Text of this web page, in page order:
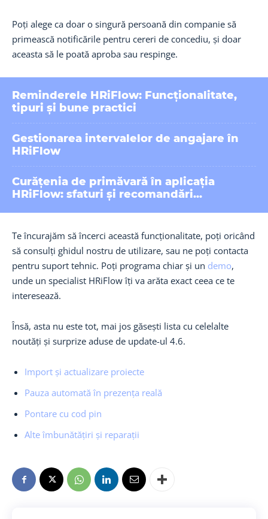
Poți alege ca doar o singură persoană din companie să
primească notificările pentru cereri de concediu, și doar
aceasta să le poată aproba sau respinge.
Reminderele HRiFlow: Funcționalitate,
tipuri și bune practici
Gestionarea intervalelor de angajare în
HRiFlow
Curățenia de primăvară în aplicația
HRiFlow: sfaturi și recomandări...
Te încurajăm să încerci această funcționalitate, poți oricând
să consulți ghidul nostru de utilizare, sau ne poți contacta
pentru suport tehnic. Poți programa chiar și un demo,
unde un specialist HRiFlow îți va arăta exact ceea ce te
interesează.
Însă, asta nu este tot, mai jos găsești lista cu celelalte
noutăți și surprize aduse de update-ul 4.6.
Import și actualizare proiecte
Pauza automată în prezența reală
Pontare cu cod pin
Alte îmbunătățiri și reparații